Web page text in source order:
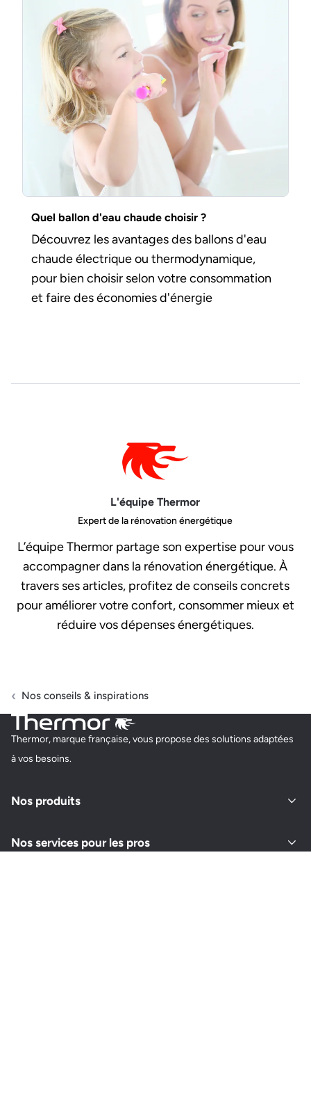
Quel ballon d'eau chaude choisir ?
Découvrez les avantages des ballons d'eau
chaude électrique ou thermodynamique,
pour bien choisir selon votre consommation
et faire des économies d'énergie
L'équipe Thermor
Expert de la rénovation énergétique
L’équipe Thermor partage son expertise pour vous
accompagner dans la rénovation énergétique. À
travers ses articles, profitez de conseils concrets
pour améliorer votre confort, consommer mieux et
réduire vos dépenses énergétiques.
Nos conseils & inspirations
Thermor, marque française, vous propose des solutions adaptées
à vos besoins.
Nos produits
Nos services pour les pros